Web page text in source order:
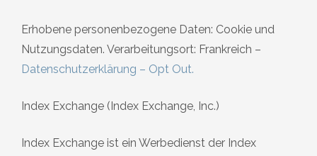
Erhobene personenbezogene Daten: Cookie und
Nutzungsdaten. Verarbeitungsort: Frankreich –
Datenschutzerklärung – Opt Out.
Index Exchange (Index Exchange, Inc.)
Index Exchange ist ein Werbedienst der Index